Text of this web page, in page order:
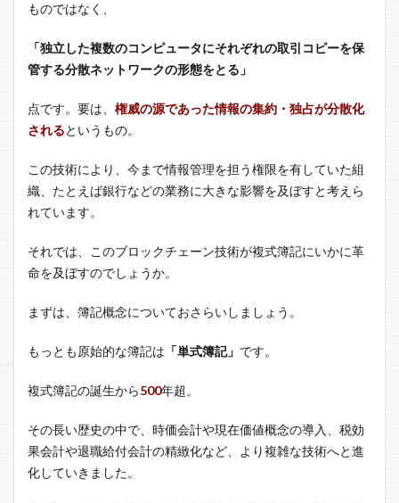
ものではなく、
「独立した複数のコンピュータにそれぞれの取引コピーを保
管する分散ネットワークの形態をとる」
点です。要は、 権威の源であった情報の集約・独占が分散化
されるというもの。
この技術により、今まで情報管理を担う権限を有していた組
織、たとえば銀行などの業務に大きな影響を及ぼすと考えら
れています。
それでは、このブロックチェーン技術が複式簿記にいかに革
命を及ぼすのでしょうか。
まずは、簿記概念についておさらいしましょう。
もっとも原始的な簿記は 「単式簿記」 です。
複式簿記の誕生から500年超。
その長い歴史の中で、時価会計や現在価値概念の導入、税効
果会計や退職給付会計の精緻化など、より複雑な技術へと進
化していきました。